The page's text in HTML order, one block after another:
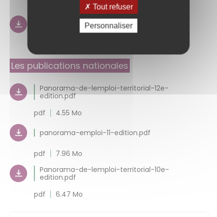
FOCUS 2019.pdf
Les publications nationales
Panorama-de-lemploi-territorial-12e-
edition.pdf
pdf
4.55 Mo
panorama-emploi-11-edition.pdf
pdf
7.96 Mo
Panorama-de-lemploi-territorial-10e-
edition.pdf
pdf
6.47 Mo
Tout refuser
Personnaliser